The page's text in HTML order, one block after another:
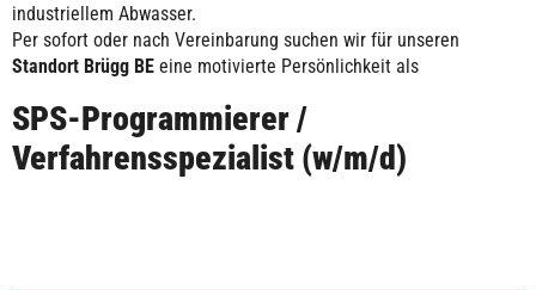
industriellem Abwasser.
Per sofort oder nach Vereinbarung suchen wir für unseren
Standort Brügg BE eine motivierte Persönlichkeit als
SPS-Programmierer /
Verfahrensspezialist (w/m/d)